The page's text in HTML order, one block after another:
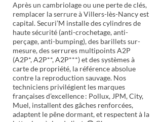
Après un cambriolage ou une perte de clés,
remplacer la serrure à Villers-lès-Nancy est
capital. Securi’M installe des cylindres de
haute sécurité (anti-crochetage, anti-
perçage, anti-bumping), des barillets sur-
mesure, des serrures multipoints A2P
(A2P*, A2P**, A2P***) et des systèmes à
carte de propriété, la référence absolue
contre la reproduction sauvage. Nos
techniciens privilégient les marques
françaises d’excellence : Pollux, JPM, City,
Muel, installent des gâches renforcées,
adaptent le pêne dormant, et respectent à la